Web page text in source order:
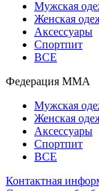
Мужская
Женская
Аксессуары
Спортпит
ВСЕ
Федерация ММА
Мужская
Женская
Аксессуары
Спортпит
ВСЕ
Контактная